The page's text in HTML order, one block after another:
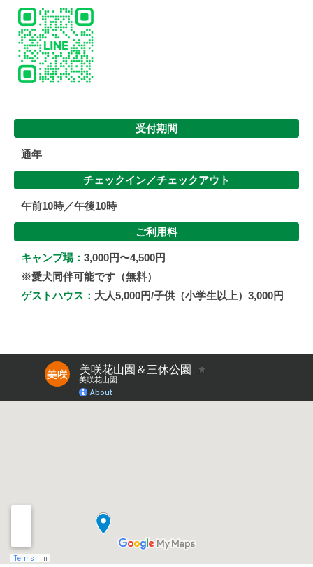
受付期間
通年
チェックイン／チェックアウト
午前10時／午後10時
ご利用料
キャンプ場： 3,000円〜4,500円
※愛犬同伴可能です（無料）
ゲストハウス： 大人5,000円/子供（小学生以上）3,000円